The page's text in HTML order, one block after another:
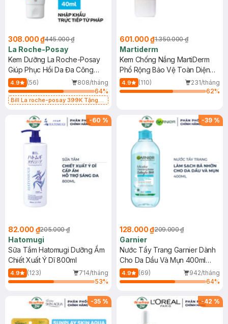
308.000 ₫445.000 ₫
La Roche-Posay
Kem Dưỡng La Roche-Posay
Giúp Phục Hồi Da Đa Công
Dụng 40ml
4.9 (56)
808/tháng
64%
Bill La roche-posay 399K Tặng
(SL có hạn)
601.000 ₫1.350.000 ₫
Martiderm
Kem Chống Nắng MartiDerm
Phổ Rộng Bảo Vệ Toàn Diện
40ml
4.9 (110)
231/tháng
62%
-60 %
82.000 ₫205.000 ₫
Hatomugi
Sữa Tắm Hatomugi Dưỡng Ẩm
Chiết Xuất Ý Dĩ 800ml
4.9 (123)
714/tháng
53%
-39 %
128.000 ₫209.000 ₫
Garnier
Nước Tẩy Trang Garnier Dành
Cho Da Dầu Và Mụn 400ml
(Mới)
4.9 (69)
942/tháng
64%
-35 % -42 %